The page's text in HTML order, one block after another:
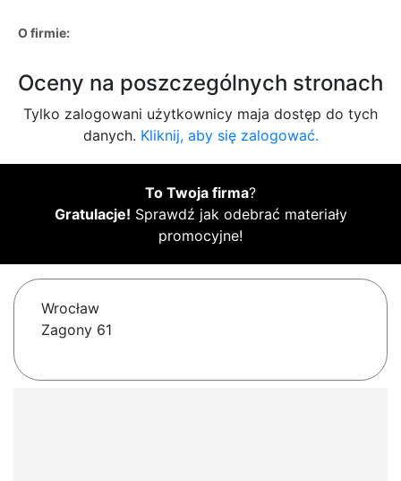
O firmie:
Oceny na poszczególnych stronach
Tylko zalogowani użytkownicy maja dostęp do tych
danych. Kliknij, aby się zalogować.
To Twoja firma?
Gratulacje! Sprawdź jak odebrać materiały
promocyjne!
Wrocław
Zagony 61